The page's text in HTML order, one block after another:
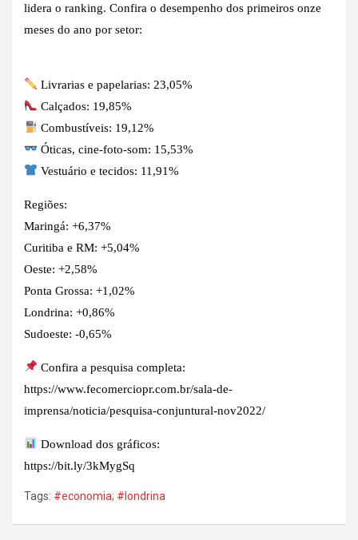
lidera o ranking. Confira o desempenho dos primeiros onze
meses do ano por setor:
Livrarias e papelarias: 23,05%
Calçados: 19,85%
Combustíveis: 19,12%
Óticas, cine-foto-som: 15,53%
Vestuário e tecidos: 11,91%
Regiões:
Maringá: +6,37%
Curitiba e RM: +5,04%
Oeste: +2,58%
Ponta Grossa: +1,02%
Londrina: +0,86%
Sudoeste: -0,65%
Confira a pesquisa completa:
https://www.fecomerciopr.com.br/sala-de-
imprensa/noticia/pesquisa-conjuntural-nov2022/
Download dos gráficos:
https://bit.ly/3kMygSq
Tags: #economia; #londrina